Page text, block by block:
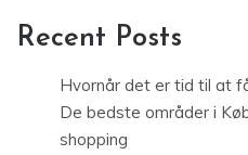
Recent Posts
Hvornår det er tid til at
De bedste områder i
shopping